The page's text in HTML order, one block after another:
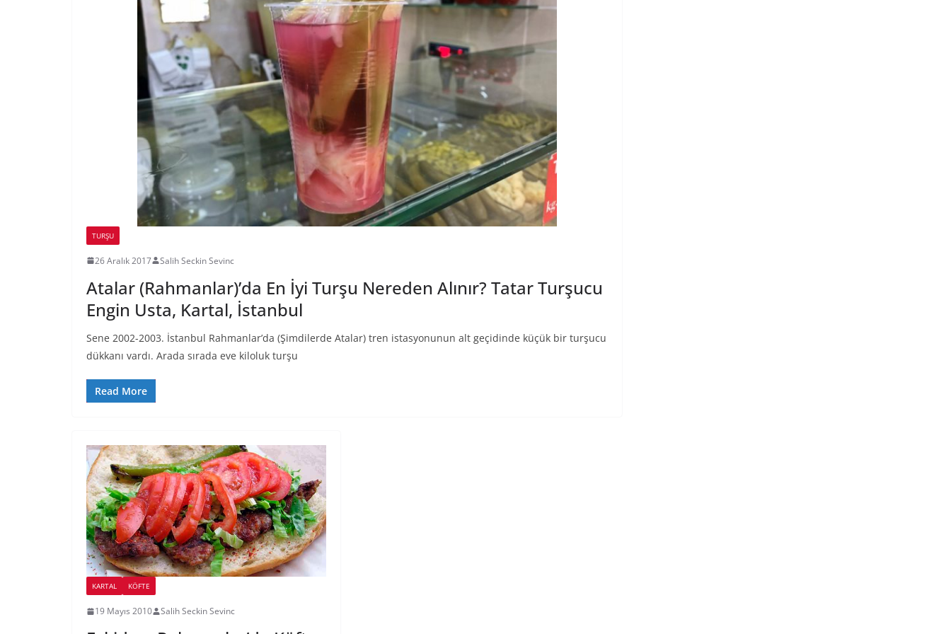
TURŞU
26 Aralık 2017 Salih Seckin Sevinc
Atalar (Rahmanlar)’da En İyi Turşu Nereden Alınır? Tatar Turşucu
Engin Usta, Kartal, İstanbul
Sene 2002-2003. İstanbul Rahmanlar’da (Şimdilerde Atalar) tren istasyonunun alt geçidinde küçük bir turşucu
dükkanı vardı. Arada sırada eve kiloluk turşu
Read More
KARTAL KÖFTE
19 Mayıs 2010 Salih Seckin Sevinc